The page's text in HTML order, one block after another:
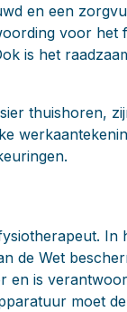
en een
voor
is het
thuishoren,
In
de Wet
en is
moet